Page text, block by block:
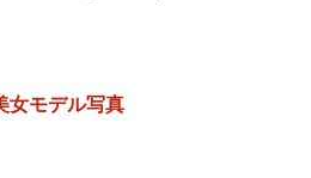
女モデル写真